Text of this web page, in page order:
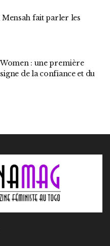
fait parler les
: une première
de la confiance et du